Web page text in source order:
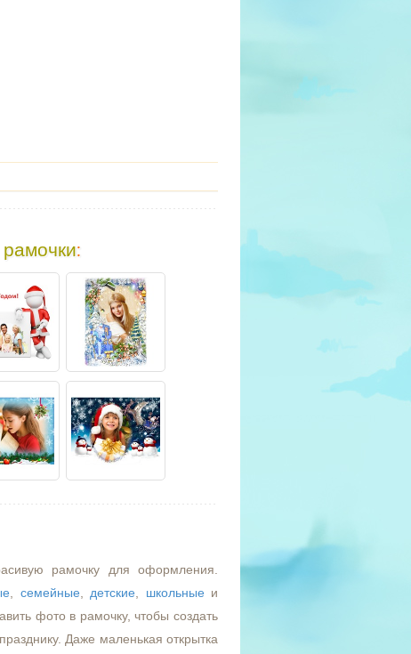
:
рамочку для оформления.
семейные детские школьные и
фото в рамочку, чтобы создать
Даже маленькая открытка